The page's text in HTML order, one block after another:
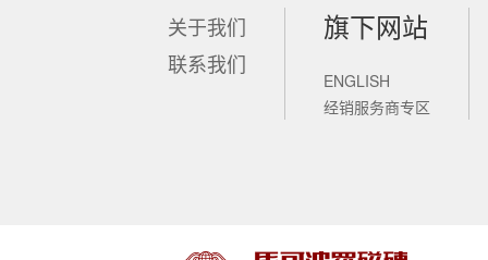
关于我们
联系我们
旗下网站
ENGLISH
经销服务商专区